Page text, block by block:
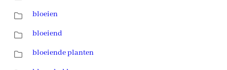
bloeien
bloeiend
bloeiende planten